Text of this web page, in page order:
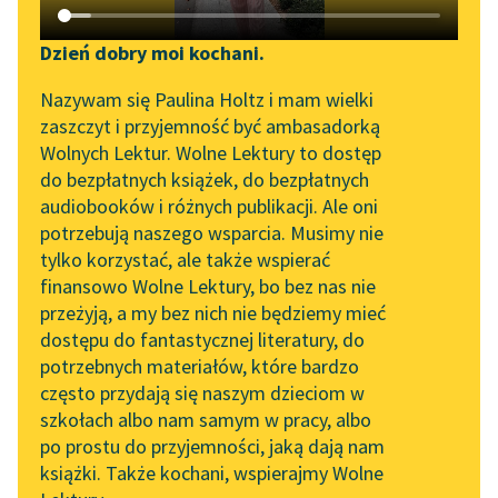
Katalog DAISY
Podkasty o książkach
Zgłoś brak utworu
Aktualności
„Prokurator Alicja Horn”
do słuchania
Byliśmy częścią AI Impact
Lab
Zapraszamy na spotkanie
online z tłumaczkami
literatury skandynawskiej
Spotkanie z Katarzyną
Tunkiel w Oslo
102. lata temu zmarł
Joseph Conrad
Narzędzia
Mapa Wolnych Lektur
Leśmianator
Przewodnik dla piszących i
czytających
API
OAI-PMH
Widget Wolnych Lektur
Przypisy
Dzień dobry moi kochani.
Nazywam się Paulina Holtz i mam wielki
zaszczyt i przyjemność być ambasadorką
Wolnych Lektur. Wolne Lektury to dostęp
do bezpłatnych książek, do bezpłatnych
audiobooków i różnych publikacji. Ale oni
potrzebują naszego wsparcia. Musimy nie
tylko korzystać, ale także wspierać
finansowo Wolne Lektury, bo bez nas nie
przeżyją, a my bez nich nie będziemy mieć
dostępu do fantastycznej literatury, do
potrzebnych materiałów, które bardzo
często przydają się naszym dzieciom w
szkołach albo nam samym w pracy, albo
po prostu do przyjemności, jaką dają nam
książki. Także kochani, wspierajmy Wolne
Sortuj:
Powieść epistolarna Françoise de Graffigny